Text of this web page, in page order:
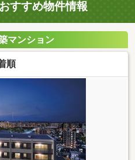
すすめ物件情報
マンション
順